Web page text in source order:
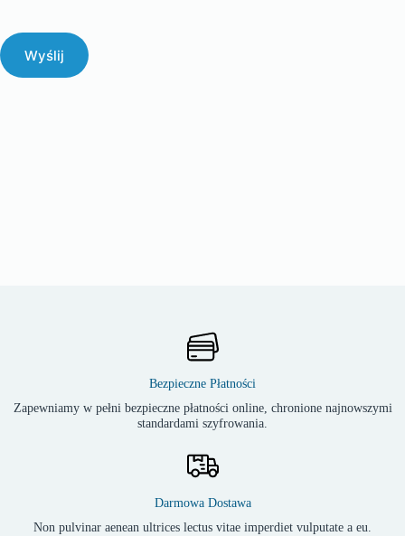
Wyślij
Bezpieczne Płatności
Zapewniamy w pełni bezpieczne płatności online, chronione najnowszymi
standardami szyfrowania.
Darmowa Dostawa
Non pulvinar aenean ultrices lectus vitae imperdiet vulputate a eu.